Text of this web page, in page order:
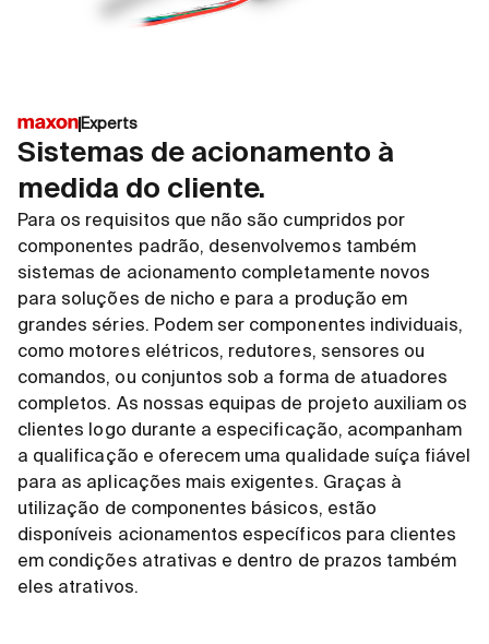
DCX Aero
Motor com escovas potente e
compacto
Disponível em diferentes tamanhos:
Diâmetros 10-35 mm
Utilizados em Marte
Experts
Sistemas de acionamento à
medida do cliente.
Para os requisitos que não são cumpridos por
componentes padrão, desenvolvemos também
sistemas de acionamento completamente novos
para soluções de nicho e para a produção em
grandes séries. Podem ser componentes individuais,
como motores elétricos, redutores, sensores ou
comandos, ou conjuntos sob a forma de atuadores
completos. As nossas equipas de projeto auxiliam os
clientes logo durante a especificação, acompanham
a qualificação e oferecem uma qualidade suíça fiável
para as aplicações mais exigentes. Graças à
utilização de componentes básicos, estão
disponíveis acionamentos específicos para clientes
em condições atrativas e dentro de prazos também
eles atrativos.